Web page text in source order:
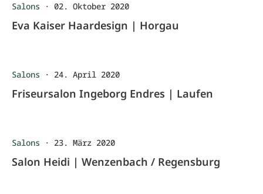
Salons · 02. Oktober 2020
Eva Kaiser Haardesign | Horgau
Salons · 24. April 2020
Friseursalon Ingeborg Endres | Laufen
Salons · 23. März 2020
Salon Heidi | Wenzenbach / Regensburg